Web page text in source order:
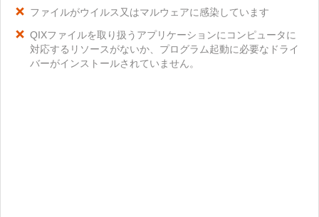
ファイルがウイルス又はマルウェアに感染しています
QIXファイルを取り扱うアプリケーションにコンピュータに
対応するリソースがないか、プログラム起動に必要なドライ
バーがインストールされていません。